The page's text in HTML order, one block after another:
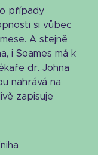
případy
si vůbec
A stejně
i Soames má k
dr. Johna
nahrává na
zapisuje
kniha